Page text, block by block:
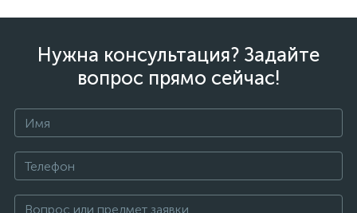
Нужна консультация? Задайте
вопрос прямо сейчас!